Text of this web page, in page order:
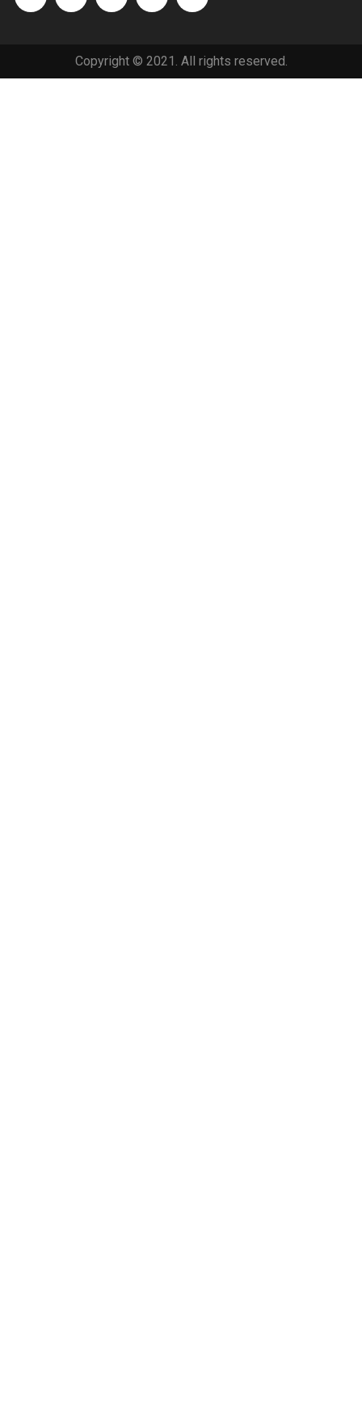
Copyright © 2021. All rights reserved.